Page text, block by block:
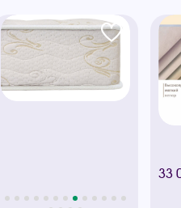
33